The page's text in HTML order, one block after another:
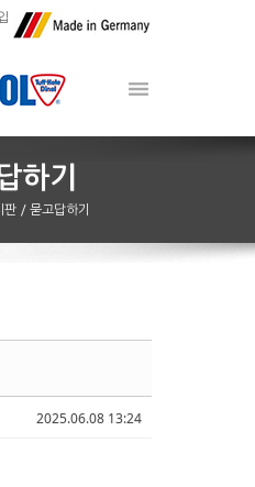
판 / 묻고답하기
2025.06.08 13:24
스케치북5
스케치북5